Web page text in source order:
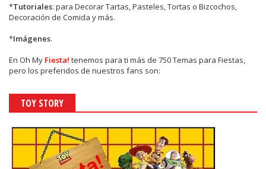
*Tutoriales: para Decorar Tartas, Pasteles, Tortas o Bizcochos,
Decoración de Comida y más.
*Imágenes.
En Oh My Fiesta! tenemos para ti más de 750 Temas para Fiestas,
pero los preferidos de nuestros fans son:
TOY STORY